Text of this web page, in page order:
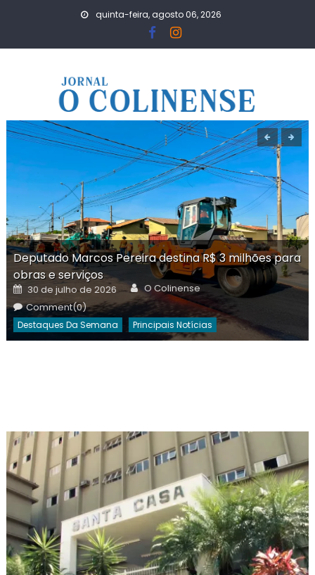
quinta-feira, agosto 06, 2026
Deputado Marcos Pereira destina R$ 3 milhões para
obras e serviços
Posted
on
30 de julho de 2026 Author
O Colinense
Comment(0)
Destaques Da Semana Principais Notícias